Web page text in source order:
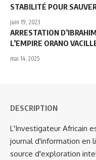
STABILITÉ POUR
juin 19, 2023
ARRESTATION
L’EMPIRE ORANO
mai 14, 2025
DESCRIPTION
L'Investigateur Africain
journal d'information en
source d'exploration